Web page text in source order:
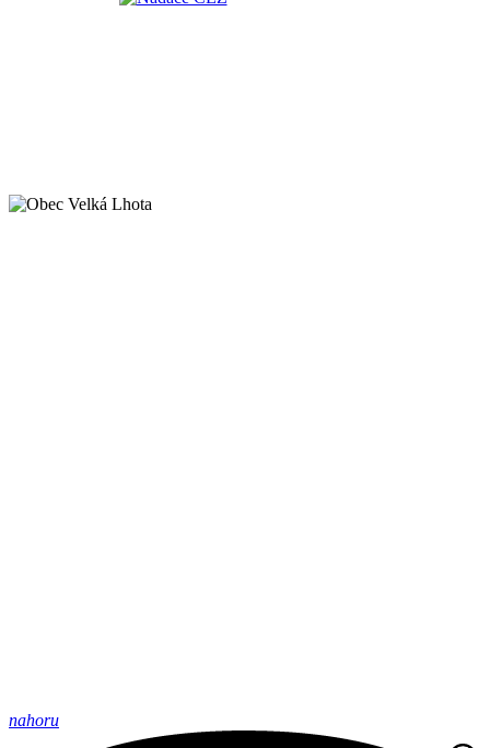
nahoru